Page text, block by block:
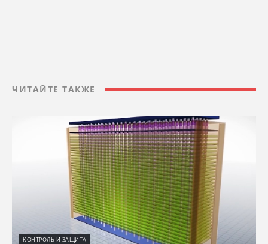
ЧИТАЙТЕ ТАКЖЕ
КОНТРОЛЬ И ЗАЩИТА